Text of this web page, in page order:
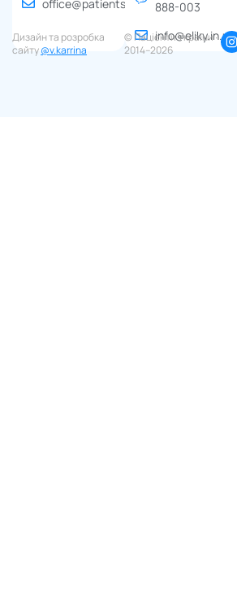
office@patients.org.ua888-003
info@eliky.in.ua
Дизайн та розробка
сайту@v.karrina
© Пацієнти України ∙
2014–2026